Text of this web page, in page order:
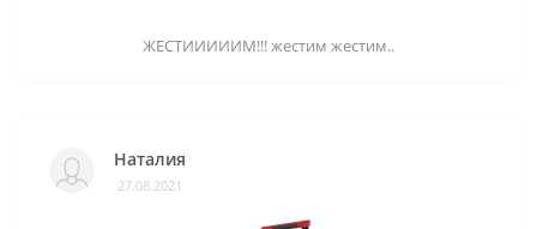
ЖЕСТИИИИИМ!!! жестим жестим..
Наталия
27.08.2021